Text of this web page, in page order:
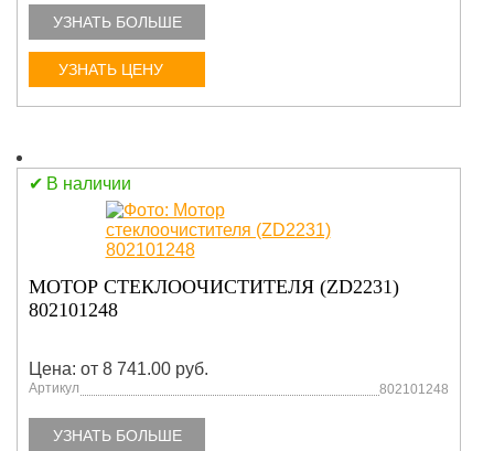
УЗНАТЬ БОЛЬШЕ
УЗНАТЬ ЦЕНУ
В наличии
МОТОР СТЕКЛООЧИСТИТЕЛЯ (ZD2231)
802101248
Цена: от 8 741.00 руб.
Артикул 802101248
УЗНАТЬ БОЛЬШЕ